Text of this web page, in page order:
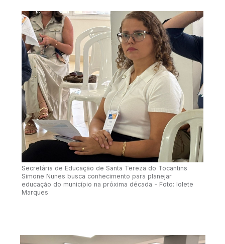
Secretária de Educação de Santa Tereza do Tocantins
Simone Nunes busca conhecimento para planejar
educação do município na próxima década - Foto: Iolete
Marques